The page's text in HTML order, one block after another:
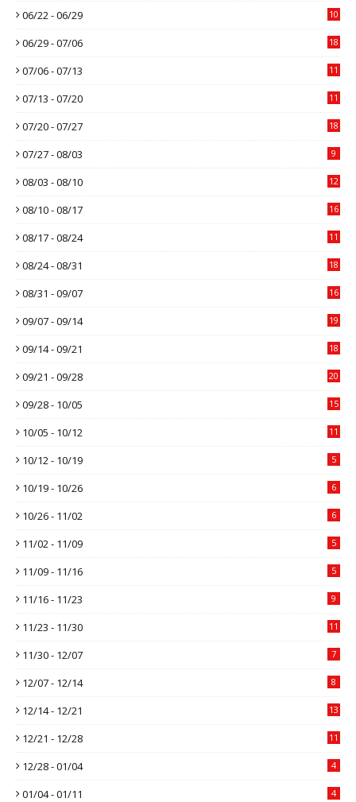
06/22 - 06/29 10
06/29 - 07/06 18
07/06 - 07/13 11
07/13 - 07/20 11
07/20 - 07/27 18
07/27 - 08/03 9
08/03 - 08/10 12
08/10 - 08/17 16
08/17 - 08/24 11
08/24 - 08/31 18
08/31 - 09/07 16
09/07 - 09/14 19
09/14 - 09/21 18
09/21 - 09/28 20
09/28 - 10/05 15
10/05 - 10/12 11
10/12 - 10/19 5
10/19 - 10/26 6
10/26 - 11/02 6
11/02 - 11/09 5
11/09 - 11/16 5
11/16 - 11/23 9
11/23 - 11/30 11
11/30 - 12/07 7
12/07 - 12/14 8
12/14 - 12/21 13
12/21 - 12/28 11
12/28 - 01/04 4
01/04 - 01/11 4